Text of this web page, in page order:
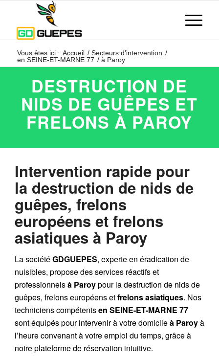
Vous êtes ici : Accueil / Secteurs d’intervention /
en SEINE-ET-MARNE 77 / à Paroy
DESTRUCTION DE
NIDS DE GUÊPES ET
FRELONS À PAROY
Intervention rapide pour
la destruction de nids de
guêpes, frelons
européens et frelons
asiatiques à Paroy
La sociétéGDGUEPES, experte en éradication de
nuisibles, propose des services réactifs et
professionnelsà Paroypour la destruction de nids de
guêpes, frelons européensetfrelons asiatiques. Nos
techniciens compétentsen SEINE-ET-MARNE 77
sont équipés pour intervenir à votre domicileà Paroyà
l’heure convenant à votre emploi du temps, grâce à
notre plateforme de réservation intuitive.